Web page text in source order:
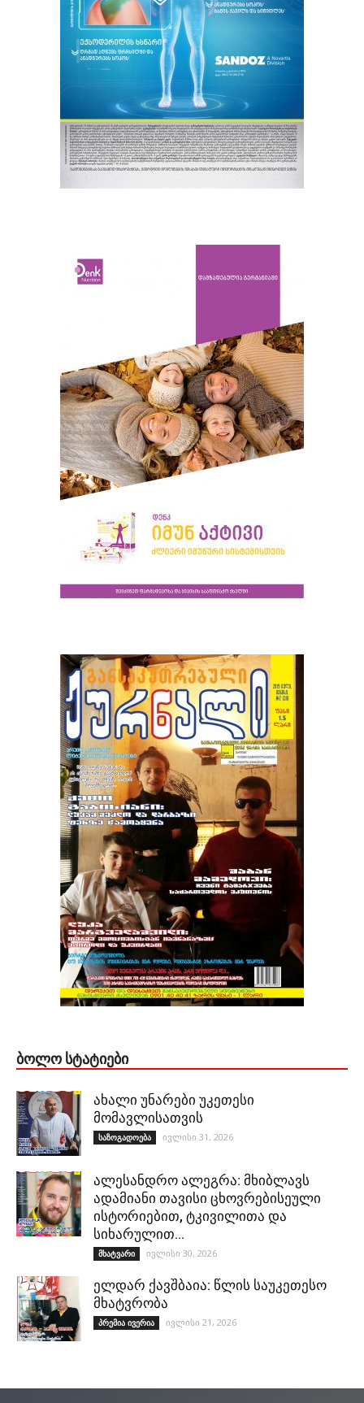
ᲑᲝᲚᲝ ᲡᲢᲐᲢᲘᲔᲑᲘ
ახალი უნარები უკეთესი
მომავლისათვის
საზოგადოება ივლისი 31, 2026
ალესანდრო ალეგრა: მხიბლავს
ადამიანი თავისი ცხოვრებისეული
ისტორიებით, ტკივილითა და
სიხარულით…
მხატვარი ივლისი 30, 2026
ელდარ ქავშბაია: წლის საუკეთესო
მხატვრობა
პრემია ივერია ივლისი 21, 2026